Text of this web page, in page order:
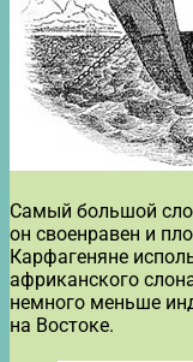
Самый большой
он своенравен и
Карфагеняне
африканского
немного меньше
на Востоке.